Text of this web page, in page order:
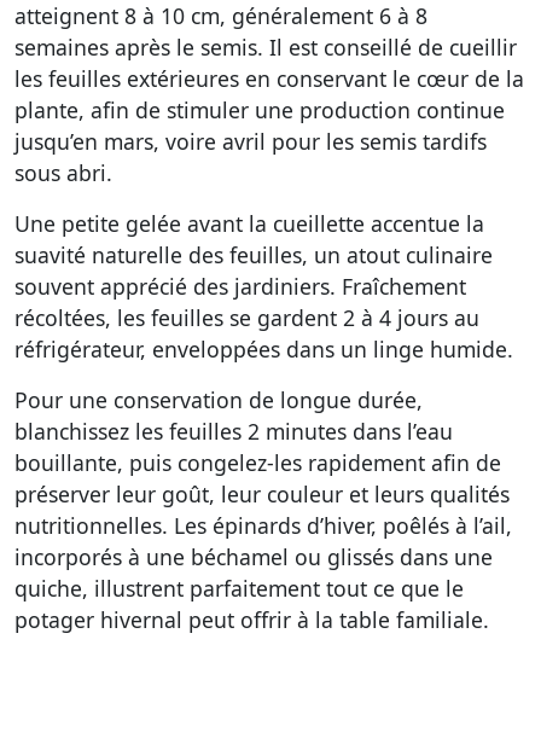
atteignent 8 à 10 cm, généralement 6 à 8
semaines après le semis. Il est conseillé de cueillir
les feuilles extérieures en conservant le cœur de la
plante, afin de stimuler une production continue
jusqu’en mars, voire avril pour les semis tardifs
sous abri.
Une petite gelée avant la cueillette accentue la
suavité naturelle des feuilles, un atout culinaire
souvent apprécié des jardiniers. Fraîchement
récoltées, les feuilles se gardent 2 à 4 jours au
réfrigérateur, enveloppées dans un linge humide.
Pour une conservation de longue durée,
blanchissez les feuilles 2 minutes dans l’eau
bouillante, puis congelez-les rapidement afin de
préserver leur goût, leur couleur et leurs qualités
nutritionnelles. Les épinards d’hiver, poêlés à l’ail,
incorporés à une béchamel ou glissés dans une
quiche, illustrent parfaitement tout ce que le
potager hivernal peut offrir à la table familiale.